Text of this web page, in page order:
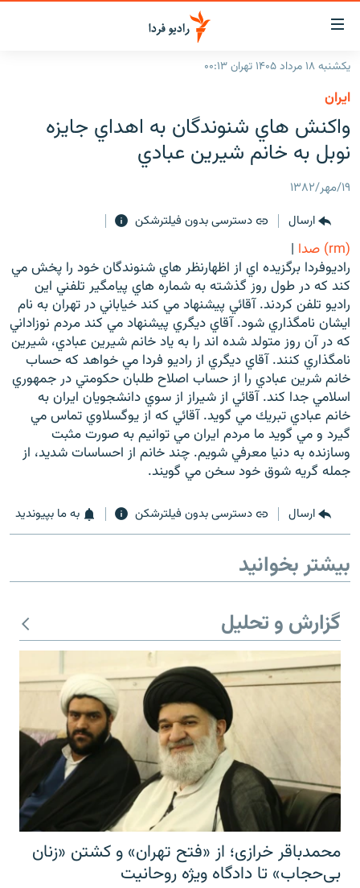
لینک‌های
قابلیت
دسترسی
بازگشت
منوی
اصلی
رفتن
صفحه
جستجو
ایران
جهان
برنامه‌های رادیویی
فرکانس‌ها
پادکست
چندرسانه‌ای
گزارش‌های تصویری
گزارش‌های ویدئویی
زنان فردا
English
به ما بپیوندید
زبان‌های دیگر
یکشنبه ۱۸ مرداد ۱۴۰۵ تهران ۰۰:۱۳
ايران
واكنش هاي شنوندگان به اهداي جايزه
نوبل به خانم شيرين عبادي
۱۹/مهر/۱۳۸۲
ارسال
دسترسی بدون فیلترشکن
(rm) صدا
|
راديوفردا برگزيده اي از اظهارنظر هاي شنوندگان خود را پخش مي
كند كه در طول روز گذشته به شماره هاي پيامگير تلفني اين
راديو تلفن كردند. آقائي پيشنهاد مي كند خياباني در تهران به نام
ايشان نامگذاري شود. آقاي ديگري پيشنهاد مي كند مردم نوزاداني
كه در آن روز متولد شده اند را به ياد خانم شيرين عبادي، شيرين
نامگذاري كنند. آقاي ديگري از راديو فردا مي خواهد كه حساب
خانم شرين عبادي را از حساب اصلاح طلبان حكومتي در جمهوري
اسلامي جدا كند. آقائي از شيراز از سوي دانشجويان ايران به
خانم عبادي تبريك مي گويد. آقائي كه از يوگسلاوي تماس مي
گيرد و مي گويد ما مردم ايران مي توانيم به صورت مثبت
وسازنده به دنيا معرفي شويم. چند خانم از احساسات شديد، از
جمله گريه شوق خود سخن مي گويند.
ارسال دسترسی بدون فیلترشکن به ما بپیوندید
بیشتر بخوانید
گزارش و تحلیل
محمدباقر خرازی؛ از «فتح تهران» و کشتن «زنان
بی‌حجاب» تا دادگاه ویژه روحانیت